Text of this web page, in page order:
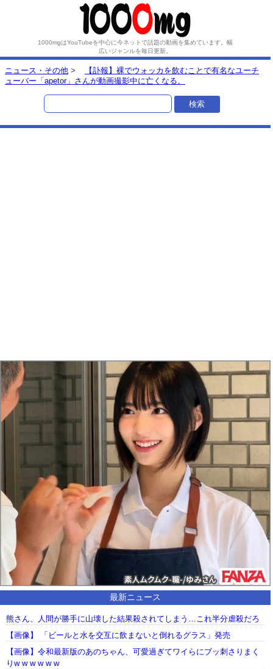
1000mgはYouTubeを中心に今ネットで話題の動画を集めています。 幅
広いジャンルを毎日更新。
ニュース・その他 >
【訃報】裸でウォッカを飲むことで有名なユーチ
ューバー「apetor」さんが動画撮影中に亡くなる。
最新ニュース
熊さん、人間が勝手に山壊した結果殺されてしまう…これ半分虐殺だろ
【画像】 「ビールと水を交互に飲まないと倒れるグラス」発売
【画像】令和最新版のあのちゃん、可愛過ぎてワイらにブッ刺さりまく
りw w w w w w